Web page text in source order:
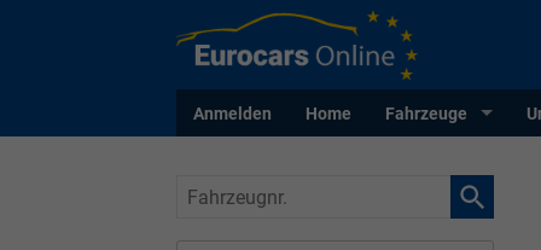
Anmelden Home Fahrzeuge
Fahrzeugnr.